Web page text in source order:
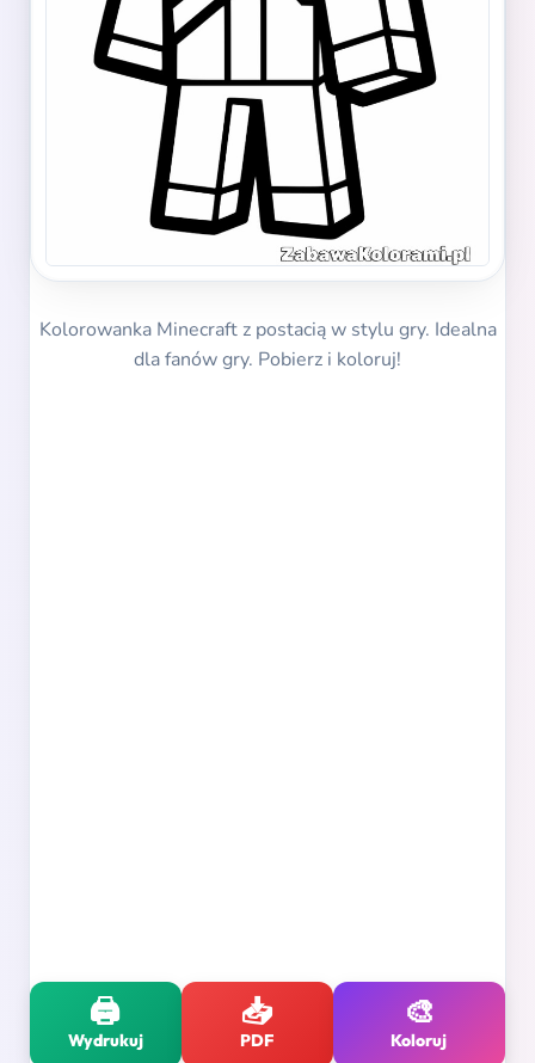
Kolorowanka Minecraft z postacią w stylu gry. Idealna
dla fanów gry. Pobierz i koloruj!
🖨️
Wydrukuj
📥
PDF
🎨
Koloruj